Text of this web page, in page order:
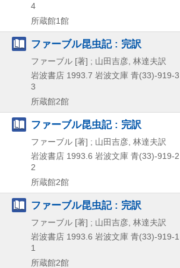
4
所蔵館1館
ファーブル昆虫記 : 完訳
ファーブル [著] ; 山田吉彦, 林達夫訳
岩波書店 1993.7 岩波文庫 青(33)-919-3
3
所蔵館2館
ファーブル昆虫記 : 完訳
ファーブル [著] ; 山田吉彦, 林達夫訳
岩波書店 1993.6 岩波文庫 青(33)-919-2
2
所蔵館2館
ファーブル昆虫記 : 完訳
ファーブル [著] ; 山田吉彦, 林達夫訳
岩波書店 1993.6 岩波文庫 青(33)-919-1
1
所蔵館2館